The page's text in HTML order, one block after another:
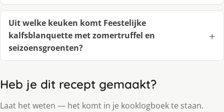
Uit welke keuken komt Feestelijke
kalfsblanquette met zomertruffel en
seizoensgroenten?
Heb je dit recept gemaakt?
Laat het weten — het komt in je kooklogboek te staan.